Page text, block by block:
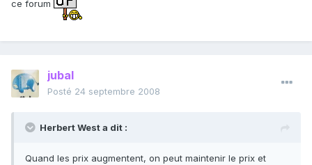
ce forum
jubal
Posté 24 septembre 2008
Herbert West a dit :
Quand les prix augmentent, on peut maintenir le prix et